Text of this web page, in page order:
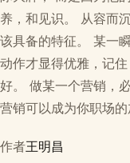
养，和见识。 从容而
该具备的特征。 某一
动作才显得优雅，记
好。 做某一个营销，
营销可以成为你职场
作者王明昌